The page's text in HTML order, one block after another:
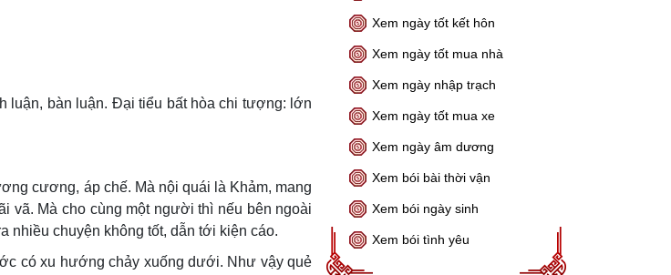
luận, bàn luận. Đại tiểu bất hòa chi tượng: lớn
cương, áp chế. Mà nội quái là Khảm, mang
vã. Mà cho cùng một người thì nếu bên ngoài
nhiều chuyện không tốt, dẫn tới kiện cáo.
có xu hướng chảy xuống dưới. Như vậy quẻ
Xem ngày tốt kết hôn
Xem ngày tốt mua nhà
Xem ngày nhập trạch
Xem ngày tốt mua xe
Xem ngày âm dương
Xem bói bài thời vận
Xem bói ngày sinh
Xem bói tình yêu